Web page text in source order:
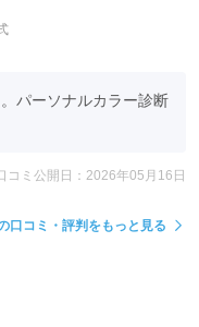
パーソナルカラー診断
コミ公開日：2026年05月16日
口コミ・評判をもっと見る